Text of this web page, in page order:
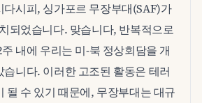
다시피, 싱가포르 무장부대(SAF)가
되었습니다. 맞습니다, 반복적으로
내에 우리는 미-북 정상회담을 개
니다. 이러한 고조된 활동은 테러
될 수 있기 때문에, 무장부대는 대규